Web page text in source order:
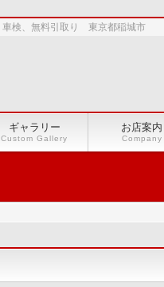
車検、無料引取り 東京都稲城市
ギャラリー
Custom Gallery
お店案内
Company